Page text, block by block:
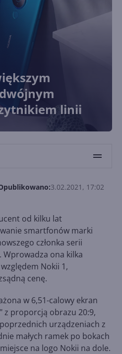
linii
3.02.2021, 17:02
od kilku lat
smartfonów marki
członka serii
ona kilka
Nokii 1,
cenę.
w 6,51-calowy ekran
z proporcją obrazu 20:9,
urządzeniach z
małych ramek po bokach
na logo Nokii na dole.